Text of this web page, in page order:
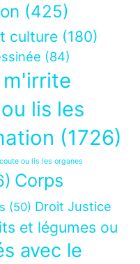
(425)
culture (180)
(84)
m'irrite
lis les
(1726)
ou lis les organes
Corps
(50) Droit Justice
et légumes ou
avec le